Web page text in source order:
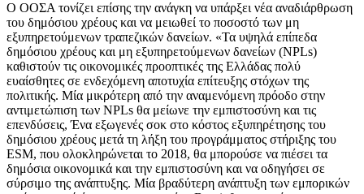
Ο ΟΟΣΑ τονίζει επίσης την ανάγκη να υπάρξει νέα αναδιάρθρωση
του δημόσιου χρέους και να μειωθεί το ποσοστό των μη
εξυπηρετούμενων τραπεζικών δανείων. «Τα υψηλά επίπεδα
δημόσιου χρέους και μη εξυπηρετούμενων δανείων (NPLs)
καθιστούν τις οικονομικές προοπτικές της Ελλάδας πολύ
ευαίσθητες σε ενδεχόμενη αποτυχία επίτευξης στόχων της
πολιτικής. Μία μικρότερη από την αναμενόμενη πρόοδο στην
αντιμετώπιση των NPLs θα μείωνε την εμπιστοσύνη και τις
επενδύσεις, Ένα εξωγενές σοκ στο κόστος εξυπηρέτησης του
δημόσιου χρέους μετά τη λήξη του προγράμματος στήριξης του
ESM, που ολοκληρώνεται το 2018, θα μπορούσε να πιέσει τα
δημόσια οικονομικά και την εμπιστοσύνη και να οδηγήσει σε
σύρσιμο της ανάπτυξης. Μία βραδύτερη ανάπτυξη των εμπορικών